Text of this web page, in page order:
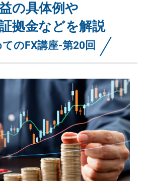
の具体例や
拠金などを解説
のFX講座-第20回